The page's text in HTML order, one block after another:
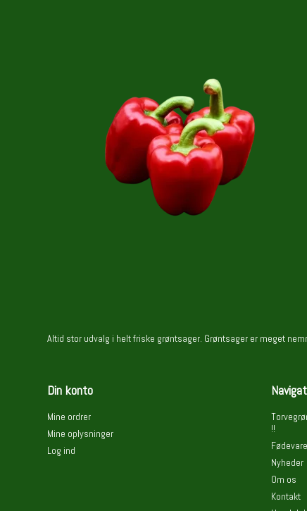
Altid stor udvalg i helt friske grøntsager. Grøntsager er meget
Din konto
Mine ordrer
Mine oplysninger
Log ind
!!
Nyheder
Om os
Kontakt